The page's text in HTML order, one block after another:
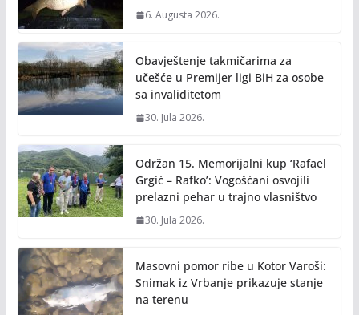
6. Augusta 2026.
Obavještenje takmičarima za
učešće u Premijer ligi BiH za osobe
sa invaliditetom
30. Jula 2026.
Održan 15. Memorijalni kup ‘Rafael
Grgić – Rafko’: Vogošćani osvojili
prelazni pehar u trajno vlasništvo
30. Jula 2026.
Masovni pomor ribe u Kotor Varoši:
Snimak iz Vrbanje prikazuje stanje
na terenu